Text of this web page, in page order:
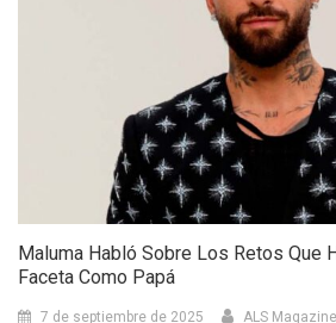
Maluma Habló Sobre Los Retos Que
Faceta Como Papá
7 de septiembre de 2025 ALS Magazine